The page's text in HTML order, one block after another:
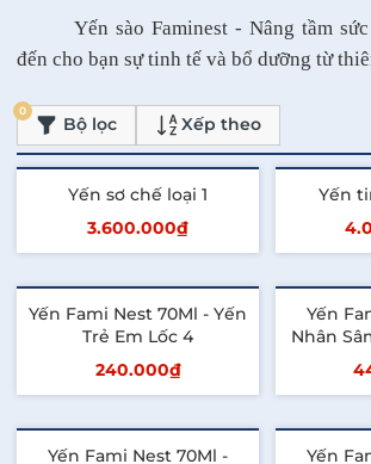
Yến sào Faminest - Nâng tầm
đến cho bạn sự tinh tế và bổ dưỡng từ
Bộ lọc
0
Xếp theo
Yến sơ chế loại 1
3.600.000₫
Yến
Yến Fami Nest 70Ml - Yến
Trẻ Em Lốc 4
240.000₫
Yến
Nhân
Yến Fami Nest 70Ml -
Yến